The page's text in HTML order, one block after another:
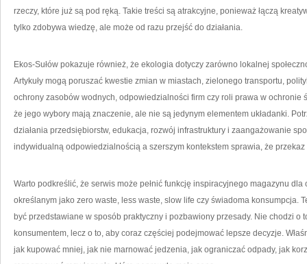
rzeczy, które już są pod ręką. Takie treści są atrakcyjne, ponieważ łączą
tylko zdobywa wiedzę, ale może od razu przejść do działania.
Ekos-Sułów pokazuje również, że ekologia dotyczy zarówno lokalnej
Artykuły mogą poruszać kwestie zmian w miastach, zielonego transportu,
ochrony zasobów wodnych, odpowiedzialności firm czy roli prawa w ochronie
że jego wybory mają znaczenie, ale nie są jedynym elementem układanki.
działania przedsiębiorstw, edukacja, rozwój infrastruktury i zaangażowanie
indywidualną odpowiedzialnością a szerszym kontekstem sprawia, że
Warto podkreślić, że serwis może pełnić funkcję inspiracyjnego magazynu
określanym jako zero waste, less waste, slow life czy świadoma konsumpcja.
być przedstawiane w sposób praktyczny i pozbawiony przesady. Nie chodzi o
konsumentem, lecz o to, aby coraz częściej podejmować lepsze decyzje.
jak kupować mniej, jak nie marnować jedzenia, jak ograniczać odpady, jak